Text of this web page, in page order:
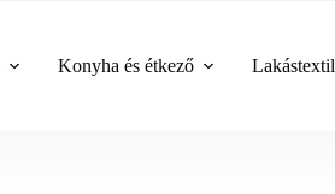
Konyha és étkező Lakástextil